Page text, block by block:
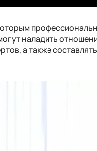
наладить
а также